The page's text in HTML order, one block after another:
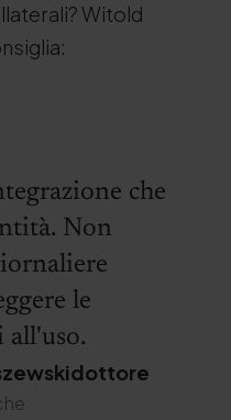
Witold
che
Non
le